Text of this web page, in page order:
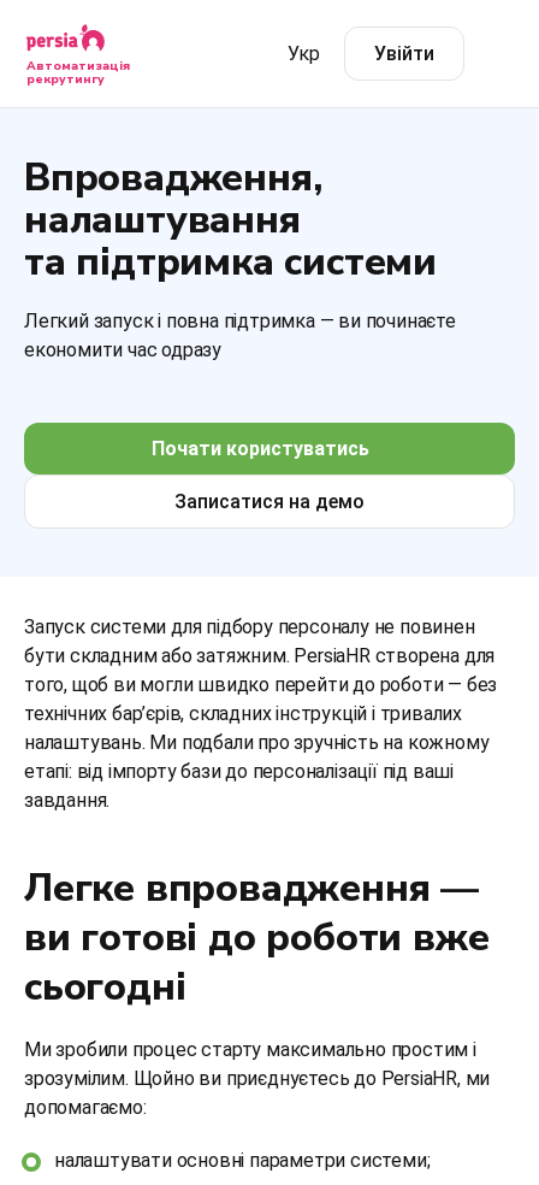
Автоматизація
рекрутингу
Укр Увійти
Впровадження,
налаштування
та підтримка системи
Легкий запуск і повна підтримка — ви починаєте
економити час одразу
Почати користуватись
Записатися на демо
Запуск системи для підбору персоналу не повинен
бути складним або затяжним. PersiaHR створена для
того, щоб ви могли швидко перейти до роботи — без
технічних бар’єрів, складних інструкцій і тривалих
налаштувань. Ми подбали про зручність на кожному
етапі: від імпорту бази до персоналізації під ваші
завдання.
Легке впровадження —
ви готові до роботи вже
сьогодні
Ми зробили процес старту максимально простим і
зрозумілим. Щойно ви приєднуєтесь до PersiaHR, ми
допомагаємо:
налаштувати основні параметри системи;